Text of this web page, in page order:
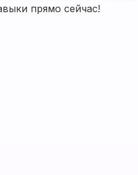
прямо сейчас!